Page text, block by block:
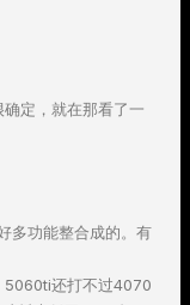
定，就在那看了一
多功能整合成的。有
5060ti还打不过4070